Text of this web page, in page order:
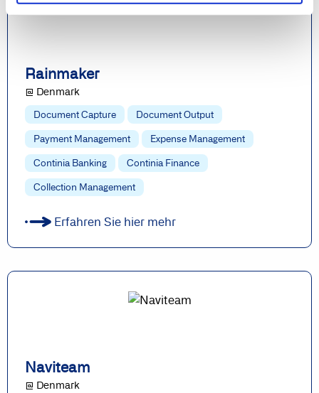
Rainmaker
@ Denmark
Document Capture Document Output
Payment Management Expense Management
Continia Banking Continia Finance
Collection Management
Erfahren Sie hier mehr
Naviteam
@ Denmark